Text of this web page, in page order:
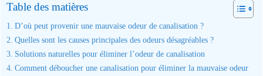
Table des matières
D’où peut provenir une mauvaise odeur de canalisation ?
Quelles sont les causes principales des odeurs désagréables ?
Solutions naturelles pour éliminer l’odeur de canalisation
Comment déboucher une canalisation pour éliminer la mauvaise odeur